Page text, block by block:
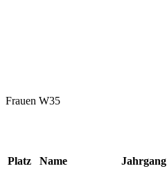
Frauen W35
Platz Name Jahrgang